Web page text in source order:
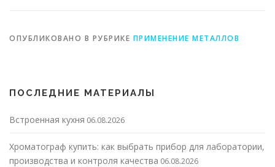
ОПУБЛИКОВАНО В РУБРИКЕ ПРИМЕНЕНИЕ МЕТАЛЛОВ
ПОСЛЕДНИЕ МАТЕРИАЛЫ
Встроенная кухня 06.08.2026
Хроматограф купить: как выбрать прибор для лаборатории,
производства и контроля качества 06.08.2026